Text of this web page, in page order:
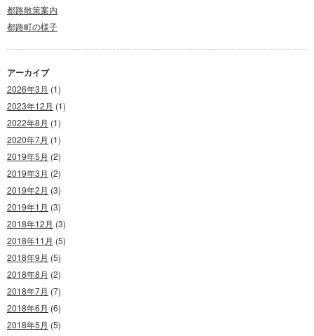
都路散策案内
都路町の様子
アーカイブ
2026年3月 (1)
2023年12月 (1)
2022年8月 (1)
2020年7月 (1)
2019年5月 (2)
2019年3月 (2)
2019年2月 (3)
2019年1月 (3)
2018年12月 (3)
2018年11月 (5)
2018年9月 (5)
2018年8月 (2)
2018年7月 (7)
2018年6月 (6)
2018年5月 (5)